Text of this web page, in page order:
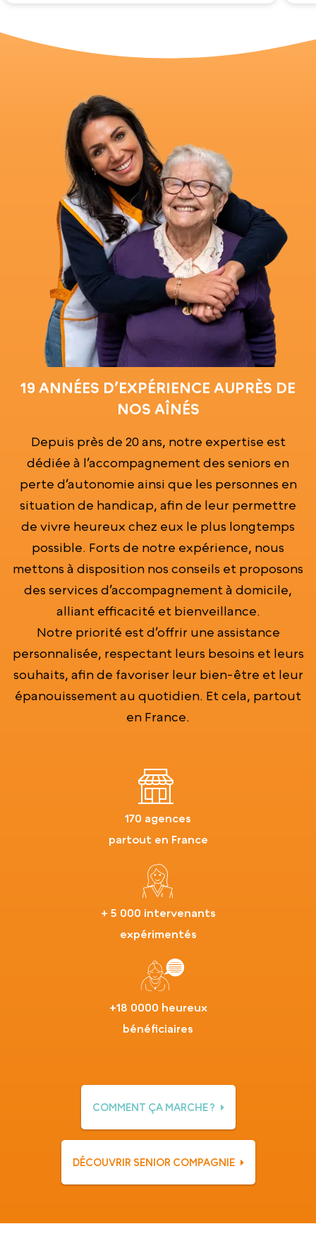
19 ANNÉES D’EXPÉRIENCE AUPRÈS DE
NOS AÎNÉS
Depuis près de 20 ans, notre expertise est
dédiée à l’accompagnement des seniors en
perte d’autonomie ainsi que les personnes en
situation de handicap, afin de leur permettre
de vivre heureux chez eux le plus longtemps
possible. Forts de notre expérience, nous
mettons à disposition nos conseils et proposons
des services d’accompagnement à domicile,
alliant efficacité et bienveillance.
Notre priorité est d’offrir une assistance
personnalisée, respectant leurs besoins et leurs
souhaits, afin de favoriser leur bien-être et leur
épanouissement au quotidien. Et cela, partout
en France.
170 agences
partout en France
+ 5 000 intervenants
expérimentés
+18 0000 heureux
bénéficiaires
DÉCOUVRIR SENIOR COMPAGNIE
COMMENT ÇA MARCHE ?